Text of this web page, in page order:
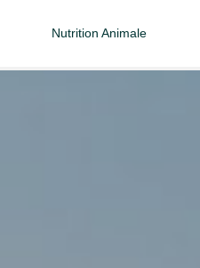
Nutrition Animale